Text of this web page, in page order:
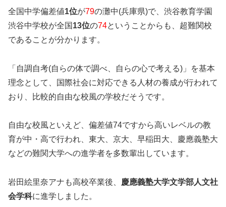
全国中学偏差値1位が79の灘中(兵庫県)で、渋谷教育学園
渋谷中学校が全国 13位の74ということからも、超難関校
であることが分かります。
「自調自考(自らの体で調べ、自らの心で考える)」を基本
理念として、国際社会に対応できる人材の養成が行われて
おり、比較的自由な校風の学校だそうです。
自由な校風といえど、偏差値74ですから高いレベルの教
育が中・高で行われ、東大、京大、早稲田大、慶應義塾大
などの難関大学への進学者を多数輩出しています。
岩田絵里奈アナも高校卒業後、
慶應義塾大学文学部人文社
会学科に進学しました。